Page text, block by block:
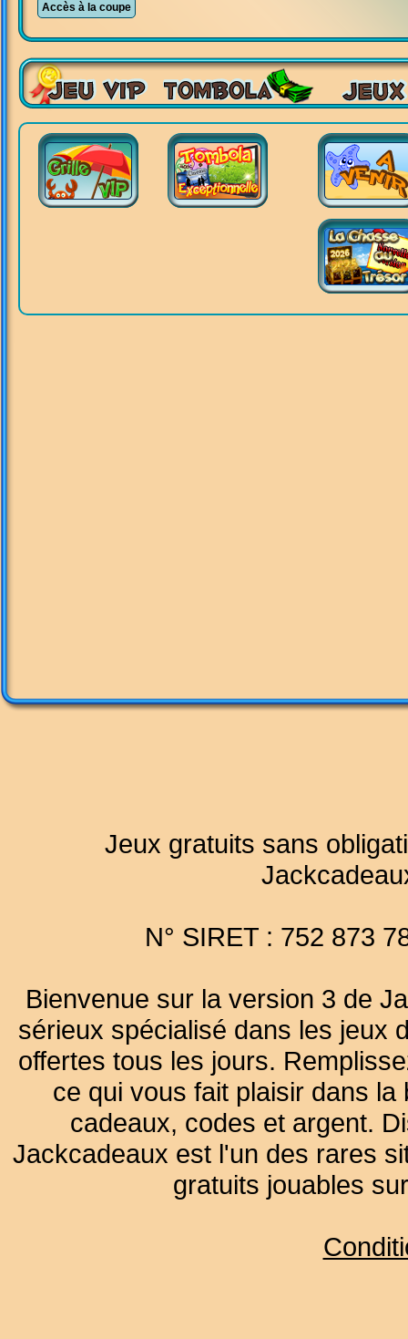
Accès à la coupe
Jeux gratuits sans
N° SIRET : 752 873
Bienvenue sur la version 3 de
sérieux spécialisé dans les jeux
offertes tous les jours.
ce qui vous fait plaisir dans
cadeaux, codes et argent.
Jackcadeaux est l'un des rares
gratuits jouables